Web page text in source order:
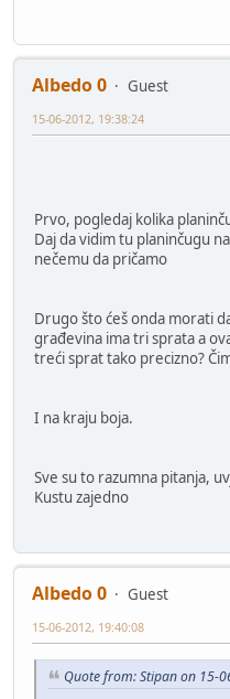
Albedo 0
Guest
15-06-2012, 19:38:24
Prvo, pogledaj kolika
Daj da vidim tu planinčugu
nečemu da pričamo
Drugo što ćeš onda morati
građevina ima tri sprata a
treći sprat tako precizno?
I na kraju boja.
Sve su to razumna pitanja,
Kustu zajedno
Albedo 0
Guest
15-06-2012, 19:40:08
Quote from: Stipan on 15-